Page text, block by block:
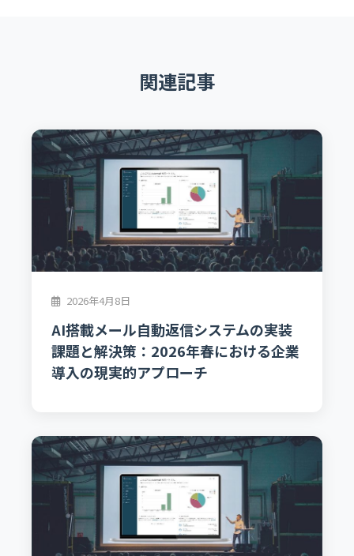
関連記事
2026年4月8日
AI搭載メール自動返信システムの実装
課題と解決策：2026年春における企業
導入の現実的アプローチ